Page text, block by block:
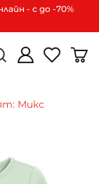
- с до -70%
Микс